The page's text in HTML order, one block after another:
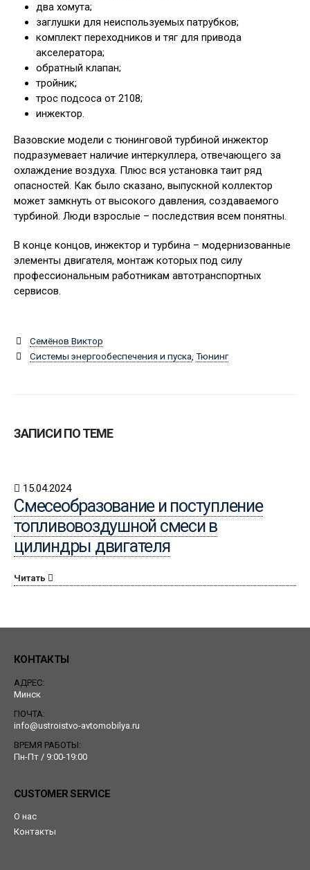
два хомута;
заглушки для неиспользуемых патрубков;
комплект переходников и тяг для привода
акселератора;
обратный клапан;
тройник;
трос подсоса от 2108;
инжектор.
Вазовские модели с тюнинговой турбиной инжектор
подразумевает наличие интеркуллера, отвечающего за
охлаждение воздуха. Плюс вся установка таит ряд
опасностей. Как было сказано, выпускной коллектор
может замкнуть от высокого давления, создаваемого
турбиной. Люди взрослые – последствия всем понятны.
В конце концов, инжектор и турбина – модернизованные
элементы двигателя, монтаж которых под силу
профессиональным работникам автотранспортных
сервисов.
Семёнов Виктор
Системы энергообеспечения и пуска Тюнинг
ЗАПИСИ ПО ТЕМЕ
15.04.2024
Смесеобразование и поступление
топливовоздушной смеси в
цилиндры двигателя
Читать
КОНТАКТЫ
АДРЕС:
Минск
ПОЧТА:
info@ustroistvo-avtomobilya.ru
ВРЕМЯ РАБОТЫ:
Пн-Пт / 9:00-19:00
CUSTOMER SERVICE
О нас
Контакты